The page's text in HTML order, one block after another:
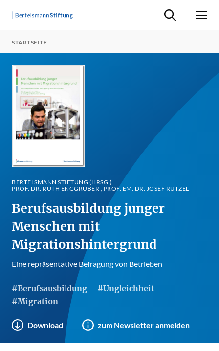
Suche ein-/
STARTSEITE
BERTELSMANN STIFTUNG (HRSG.)
PROF. DR. RUTH ENGGRUBER , PROF. EM. DR. JOSEF RÜTZEL
Berufsausbildung junger
Menschen mit
Migrationshintergrund
Eine repräsentative Befragung von Betrieben
#Berufsausbildung
#Ungleichheit
#Migration
Download zum Newsletter anmelden